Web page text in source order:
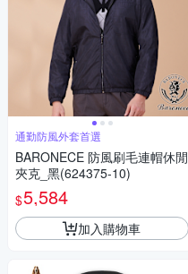
通勤防風外套首選
BARONECE 防風刷毛連帽休閒
夾克_黑(624375-10)
$5,584
加入購物車